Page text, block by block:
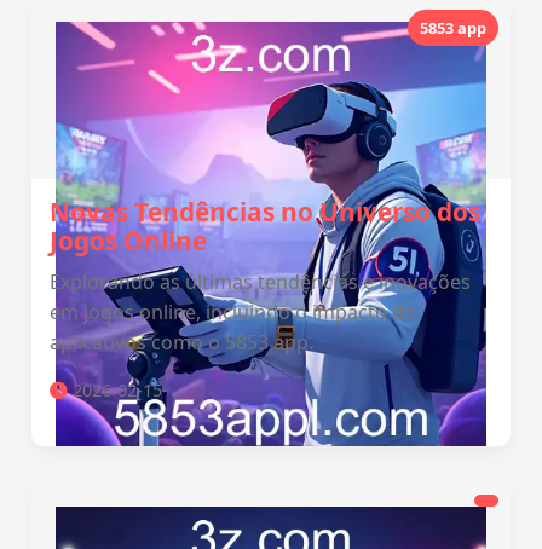
5853 app
Novas Tendências no Universo dos
Jogos Online
Explorando as últimas tendências e inovações
em jogos online, incluindo o impacto de
aplicativos como o 5853 app.
2026-02-15